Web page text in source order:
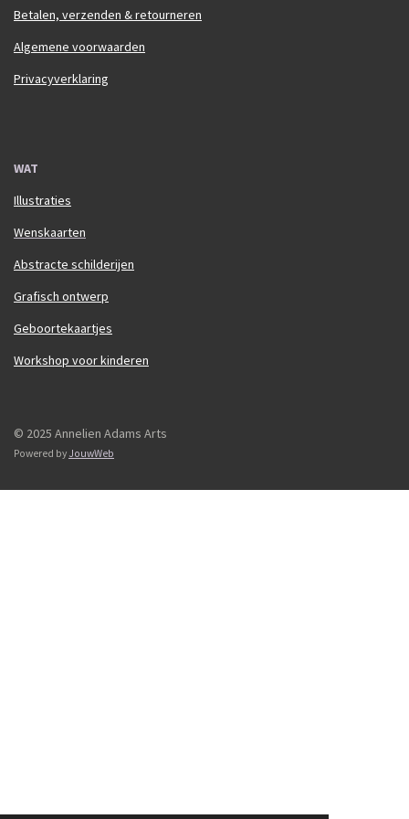
Betalen, verzenden & retourneren
Algemene voorwaarden
Privacyverklaring
WAT
Illustraties
Wenskaarten
Abstracte schilderijen
Grafisch ontwerp
Geboortekaartjes
Workshop voor kinderen
© 2025 Annelien Adams Arts
Powered by JouwWeb